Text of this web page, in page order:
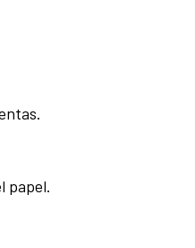
papel.